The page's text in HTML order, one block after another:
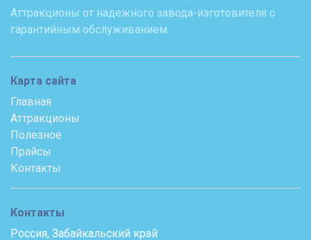
Аттракционы от надежного завода-изготовителя с
гарантийным обслуживанием
Карта сайта
Главная
Аттракционы
Полезное
Прайсы
Контакты
Контакты
Россия, Забайкальский край